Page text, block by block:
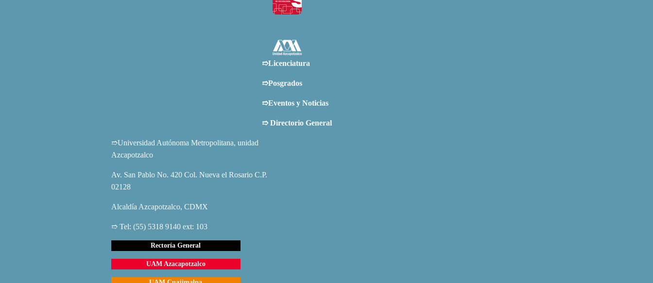
➱Licenciatura
➱Posgrados
➱Eventos y Noticias
➱Directorio General
➱Universidad Autónoma Metropolitana, unidad
Azcapotzalco
Av. San Pablo No. 420 Col. Nueva el Rosario C.P.
02128
Alcaldía Azcapotzalco, CDMX
➱ Tel: (55) 5318 9140 ext: 103
Rectoría General
UAM Azacapotzalco